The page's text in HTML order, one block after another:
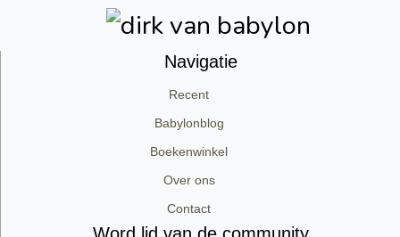
Navigatie
Recent
Babylonblog
Boekenwinkel
Over ons
Contact